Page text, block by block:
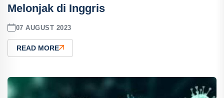
Melonjak di Inggris
07 AUGUST 2023
READ MORE